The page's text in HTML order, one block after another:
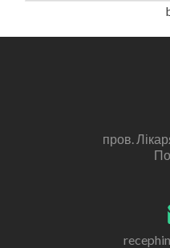
пров.